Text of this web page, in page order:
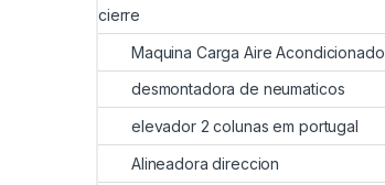
cierre
Maquina Carga Aire Acondicionado
desmontadora de neumaticos
elevador 2 colunas em portugal
Alineadora direccion